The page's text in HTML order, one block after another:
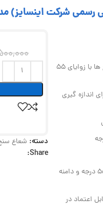
مناسب برای بررسی دقیق رزوه‌ انواع پیچ‌ ها با زوایای 55
اندازه‌ گیری
مجهز به یک سری Whitworth با زاویه 55 درجه و دامنه
اعتماد در
دسته: شعاع
Share: